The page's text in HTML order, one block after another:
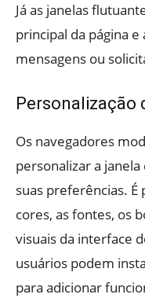
Já as janelas
principal da página
mensagens ou
Personalização
Os navegadores
personalizar a
suas preferências.
cores, as fontes, os
visuais da interface
usuários podem
para adicionar